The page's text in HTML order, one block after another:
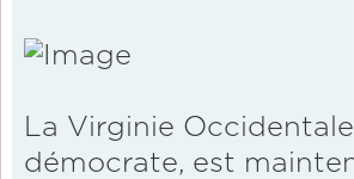
La Virginie
démocrate, est